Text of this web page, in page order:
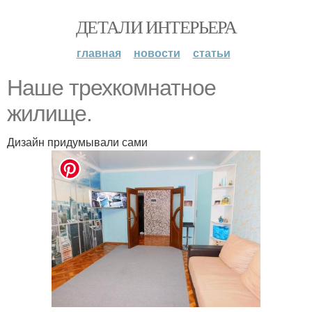
ДЕТАЛИ ИНТЕРЬЕРА
главная новости статьи
Наше трехкомнатное
жилище.
Дизайн придумывали сами